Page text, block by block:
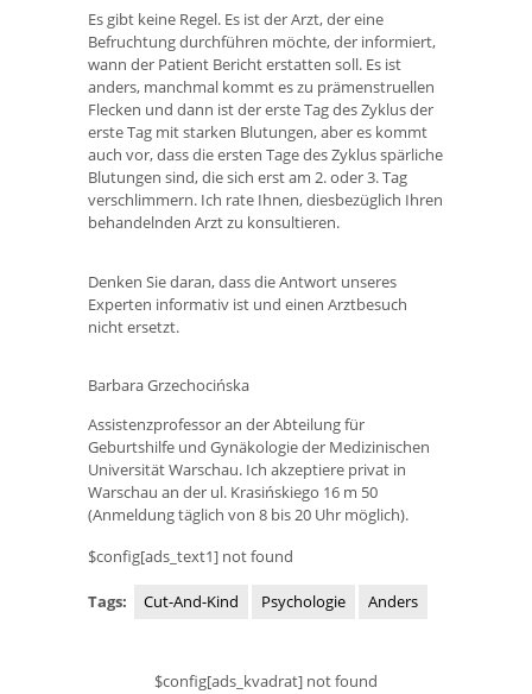
Es gibt keine Regel. Es ist der Arzt, der eine
Befruchtung durchführen möchte, der informiert,
wann der Patient Bericht erstatten soll. Es ist
anders, manchmal kommt es zu prämenstruellen
Flecken und dann ist der erste Tag des Zyklus der
erste Tag mit starken Blutungen, aber es kommt
auch vor, dass die ersten Tage des Zyklus spärliche
Blutungen sind, die sich erst am 2. oder 3. Tag
verschlimmern. Ich rate Ihnen, diesbezüglich Ihren
behandelnden Arzt zu konsultieren.
Denken Sie daran, dass die Antwort unseres
Experten informativ ist und einen Arztbesuch
nicht ersetzt.
Barbara Grzechocińska
Assistenzprofessor an der Abteilung für
Geburtshilfe und Gynäkologie der Medizinischen
Universität Warschau. Ich akzeptiere privat in
Warschau an der ul. Krasińskiego 16 m 50
(Anmeldung täglich von 8 bis 20 Uhr möglich).
$config[ads_text1] not found
Tags: Cut-And-Kind Psychologie Anders
$config[ads_kvadrat] not found